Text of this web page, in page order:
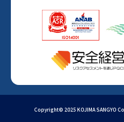
Copyright© 2025 KOJIMA SANGYO